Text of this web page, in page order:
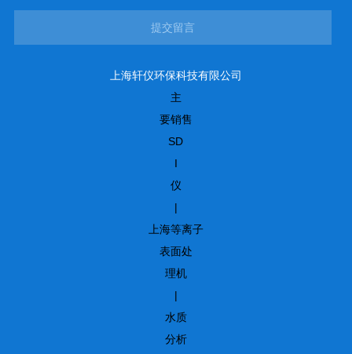
提交留言
上海轩仪环保科技有限公司
主
要销售
SD
I
仪
|
上海等离子
表面处
理机
|
水质
分析